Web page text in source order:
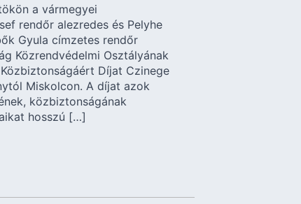
a vármegyei
rendőr alezredes és Pelyhe
Gyula címzetes rendőr
Közrendvédelmi Osztályának
Díjat Czinege
Miskolcon. A díjat azok
közbiztonságának
hosszú […]